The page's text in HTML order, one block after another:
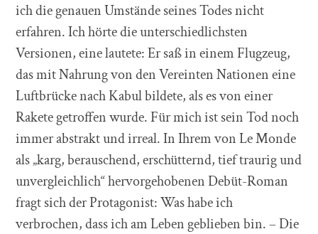
ich die genauen Umstände seines Todes nicht
erfahren. Ich hörte die unterschiedlichsten
Versionen, eine lautete: Er saß in einem Flugzeug,
das mit Nahrung von den Vereinten Nationen eine
Luftbrücke nach Kabul bildete, als es von einer
Rakete getroffen wurde. Für mich ist sein Tod noch
immer abstrakt und irreal. In Ihrem von Le Monde
als „karg, berauschend, erschütternd, tief traurig und
unvergleichlich“ hervorgehobenen Debüt-Roman
fragt sich der Protagonist: Was habe ich
verbrochen, dass ich am Leben geblieben bin. – Die